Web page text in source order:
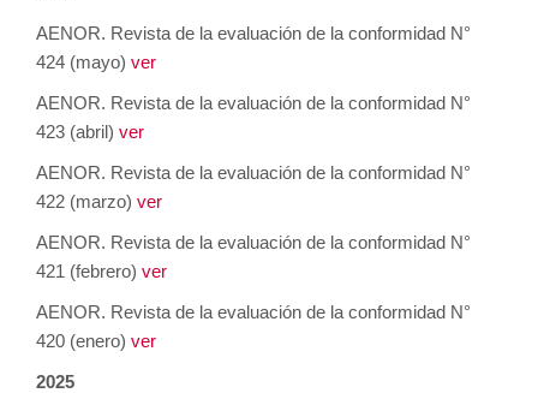
AENOR. Revista de la evaluación de la conformidad N°
424 (mayo) ver
AENOR. Revista de la evaluación de la conformidad N°
423 (abril) ver
AENOR. Revista de la evaluación de la conformidad N°
422 (marzo) ver
AENOR. Revista de la evaluación de la conformidad N°
421 (febrero) ver
AENOR. Revista de la evaluación de la conformidad N°
420 (enero) ver
2025